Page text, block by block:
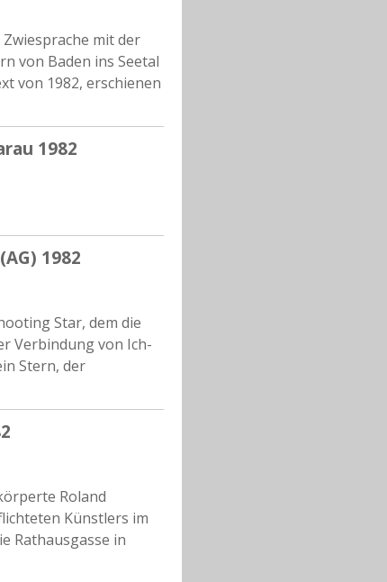
mit der
von Baden ins Seetal
von 1982, erschienen
1982
1982
Star, dem die
Verbindung von Ich-
Stern, der
Roland
Künstlers im
Rathausgasse in